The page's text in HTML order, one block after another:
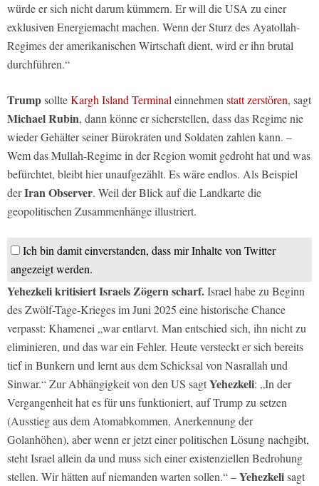
würde er sich nicht darum kümmern. Er will die USA zu einer
exklusiven Energiemacht machen. Wenn der Sturz des Ayatollah-
Regimes der amerikanischen Wirtschaft dient, wird er ihn brutal
durchführen.“
TrumpsollteKargh Island Terminaleinnehmenstatt zerstören, sagt
Michael Rubin, dann könne er sicherstellen, dass das Regime nie
wieder Gehälter seiner Bürokraten und Soldaten zahlen kann. –
Wem das Mullah-Regime in der Region womit gedroht hat und was
befürchtet, bleibt hier unaufgezählt. Es wäre endlos. Als Beispiel
derIran Observer. Weil der Blick auf die Landkarte die
geopolitischen Zusammenhänge illustriert.
Ich bin damit einverstanden, dass mir Inhalte von Twitter
angezeigt werden.
Yehezkeli kritisiert Israels Zögern scharf.Israel habe zu Beginn
des Zwölf-Tage-Krieges im Juni 2025 eine historische Chance
verpasst: Khamenei „war entlarvt. Man entschied sich, ihn nicht zu
eliminieren, und das war ein Fehler. Heute versteckt er sich bereits
tief in Bunkern und lernt aus dem Schicksal von Nasrallah und
Sinwar.“ Zur Abhängigkeit von den US sagtYehezkeli: „In der
Vergangenheit hat es für uns funktioniert, auf Trump zu setzen
(Ausstieg aus dem Atomabkommen, Anerkennung der
Golanhöhen), aber wenn er jetzt einer politischen Lösung nachgibt,
steht Israel allein da und muss sich einer existenziellen Bedrohung
stellen. Wir hätten auf niemanden warten sollen.“ –Yehezkelisagt